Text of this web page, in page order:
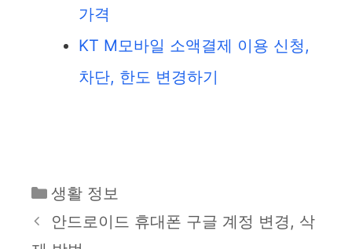
가격
KT M모바일 소액결제 이용 신청,
차단, 한도 변경하기
카
테
생활 정보
안드로이드 휴대폰 구글 계정 변경, 삭